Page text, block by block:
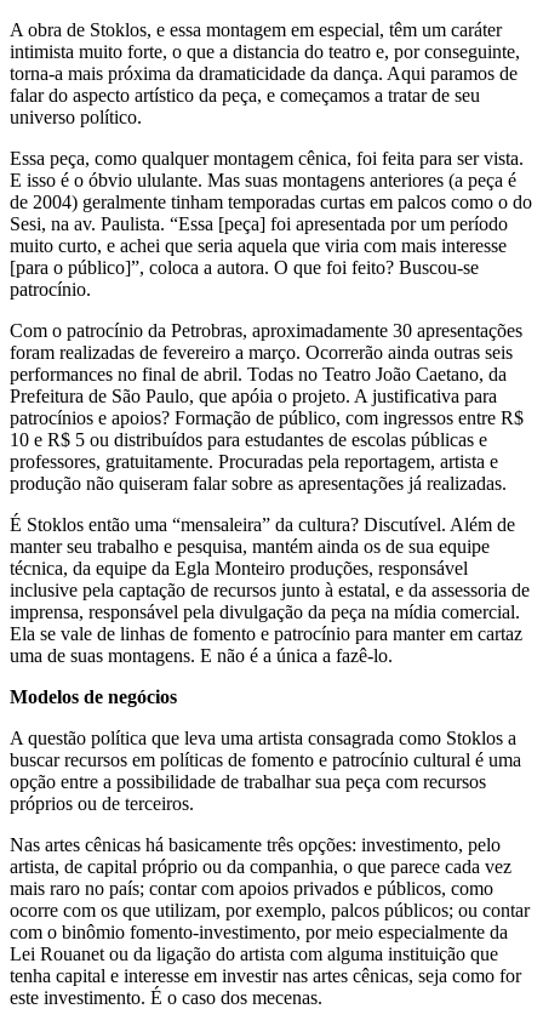
A obra de Stoklos, e essa montagem em especial, têm um caráter
intimista muito forte, o que a distancia do teatro e, por conseguinte,
torna-a mais próxima da dramaticidade da dança. Aqui paramos de
falar do aspecto artístico da peça, e começamos a tratar de seu
universo político.
Essa peça, como qualquer montagem cênica, foi feita para ser vista.
E isso é o óbvio ululante. Mas suas montagens anteriores (a peça é
de 2004) geralmente tinham temporadas curtas em palcos como o do
Sesi, na av. Paulista. “Essa [peça] foi apresentada por um período
muito curto, e achei que seria aquela que viria com mais interesse
[para o público]”, coloca a autora. O que foi feito? Buscou-se
patrocínio.
Com o patrocínio da Petrobras, aproximadamente 30 apresentações
foram realizadas de fevereiro a março. Ocorrerão ainda outras seis
performances no final de abril. Todas no Teatro João Caetano, da
Prefeitura de São Paulo, que apóia o projeto. A justificativa para
patrocínios e apoios? Formação de público, com ingressos entre R$
10 e R$ 5 ou distribuídos para estudantes de escolas públicas e
professores, gratuitamente. Procuradas pela reportagem, artista e
produção não quiseram falar sobre as apresentações já realizadas.
É Stoklos então uma “mensaleira” da cultura? Discutível. Além de
manter seu trabalho e pesquisa, mantém ainda os de sua equipe
técnica, da equipe da Egla Monteiro produções, responsável
inclusive pela captação de recursos junto à estatal, e da assessoria de
imprensa, responsável pela divulgação da peça na mídia comercial.
Ela se vale de linhas de fomento e patrocínio para manter em cartaz
uma de suas montagens. E não é a única a fazê-lo.
Modelos de negócios
A questão política que leva uma artista consagrada como Stoklos a
buscar recursos em políticas de fomento e patrocínio cultural é uma
opção entre a possibilidade de trabalhar sua peça com recursos
próprios ou de terceiros.
Nas artes cênicas há basicamente três opções: investimento, pelo
artista, de capital próprio ou da companhia, o que parece cada vez
mais raro no país; contar com apoios privados e públicos, como
ocorre com os que utilizam, por exemplo, palcos públicos; ou contar
com o binômio fomento-investimento, por meio especialmente da
Lei Rouanet ou da ligação do artista com alguma instituição que
tenha capital e interesse em investir nas artes cênicas, seja como for
este investimento. É o caso dos mecenas.